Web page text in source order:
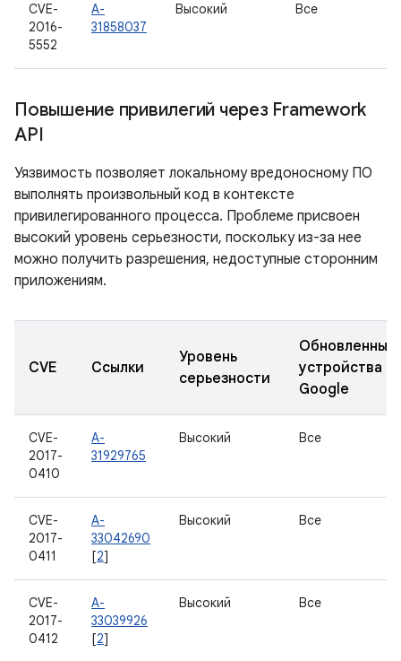
CVE-
2016-
5552
A-
31858037
Высокий Все
Повышение привилегий через Framework
API
Уязвимость позволяет локальному вредоносному ПО
выполнять произвольный код в контексте
привилегированного процесса. Проблеме присвоен
высокий уровень серьезности, поскольку из-за нее
можно получить разрешения, недоступные сторонним
приложениям.
CVE Ссылки
Уровень
серьезности
Обновленные
устройства
Google
CVE-
2017-
0410
A-
31929765
Высокий Все
CVE-
2017-
0411
A-
33042690
[2]
Высокий Все
CVE-
2017-
0412
A-
33039926
[2]
Высокий Все